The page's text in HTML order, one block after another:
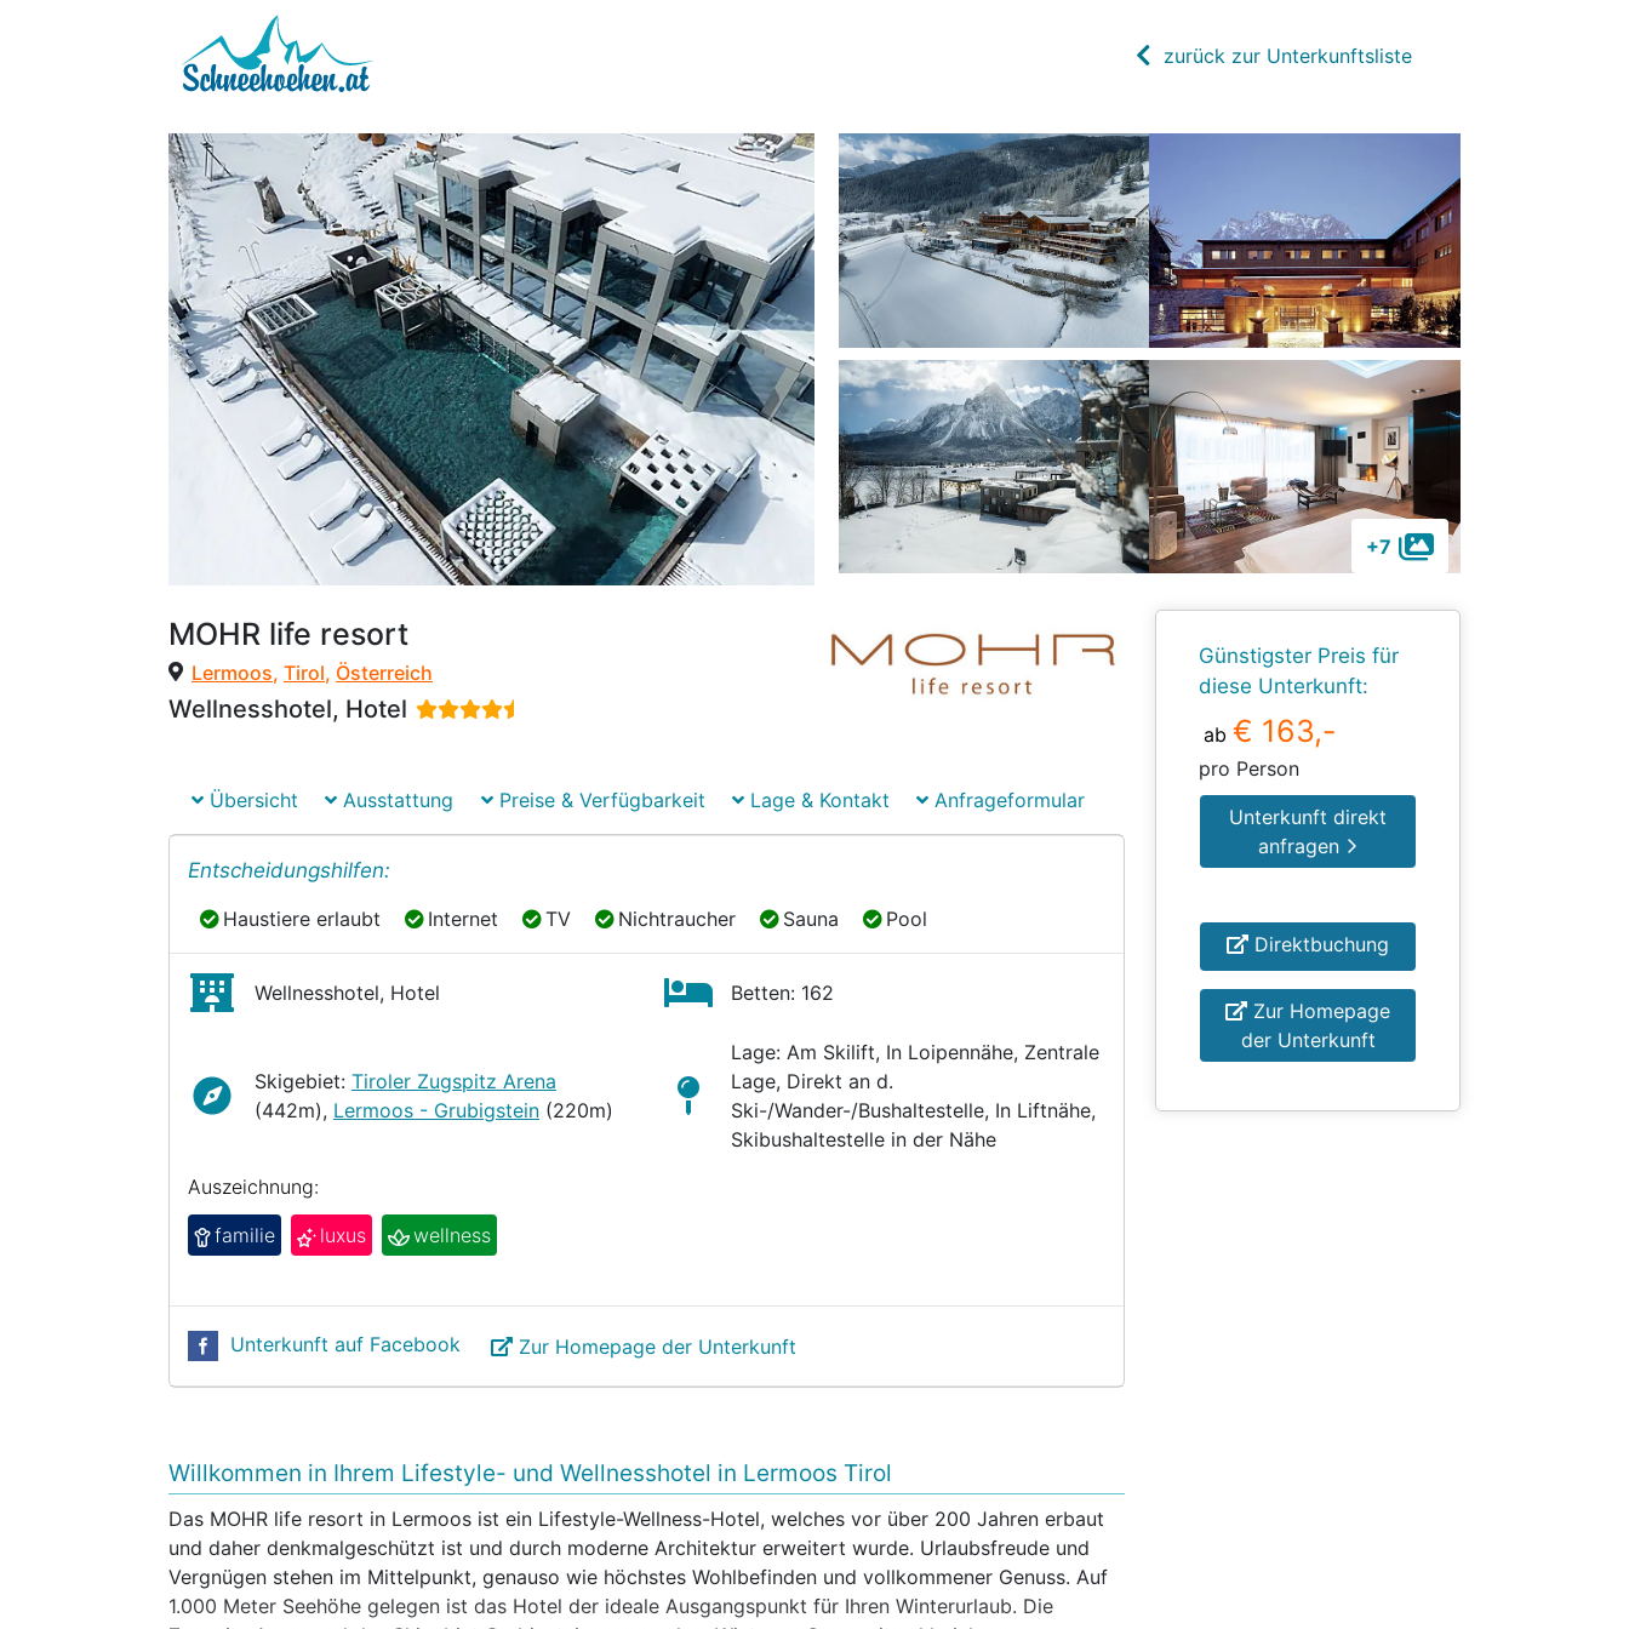
zurück zur Unterkunftsliste
+7
MOHR life resort
Lermoos,Tirol, Österreich
Wellnesshotel, Hotel
Günstigster Preis für
diese Unterkunft:
ab € 163,-
pro Person
Unterkunft direkt
anfragen
Direktbuchung
Zur Homepage
der Unterkunft
Übersicht Ausstattung Preise & Verfügbarkeit Lage & Kontakt Anfrageformular
Entscheidungshilfen:
Haustiere erlaubt
Haustiere erlaubt Internet
Internet TV
TV Nichtraucher
Nichtraucher Sauna
Sauna Pool
Pool
Wellnesshotel, Hotel Betten: 162
Skigebiet:Tiroler Zugspitz Arena
(442m), Lermoos - Grubigstein (220m)
Lage: Am Skilift, In Loipennähe, Zentrale
Lage, Direkt an d.
Ski-/Wander-/Bushaltestelle, In Liftnähe,
Skibushaltestelle in der Nähe
Auszeichnung:
familie
luxus wellness
Unterkunft auf Facebook Zur Homepage der Unterkunft
Willkommen in Ihrem Lifestyle- und Wellnesshotel in Lermoos Tirol
Das MOHR life resort in Lermoos ist ein Lifestyle-Wellness-Hotel, welches vor über 200 Jahren erbaut
und daher denkmalgeschützt ist und durch moderne Architektur erweitert wurde. Urlaubsfreude und
Vergnügen stehen im Mittelpunkt, genauso wie höchstes Wohlbefinden und vollkommener Genuss. Auf
1.000 Meter Seehöhe gelegen ist das Hotel der ideale Ausgangspunkt für Ihren Winterurlaub. Die